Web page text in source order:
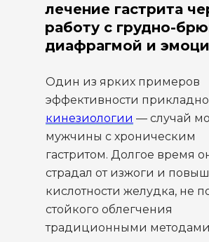
лечение гастрита
работу с грудно-
диафрагмой и
Один из ярких примеров
эффективности
кинезиологии — случай
мужчины с хроническим
гастритом. Долгое время
страдал от изжоги и
кислотности желудка, не
стойкого облегчения
традиционными